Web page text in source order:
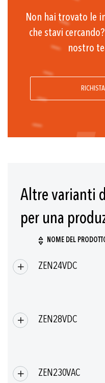
Non hai trovato le
che stavi
nostro
Altre varianti
per una
raggruppati
NOME DEL
ZEN24VDC
ZEN28VDC
ZEN230VAC